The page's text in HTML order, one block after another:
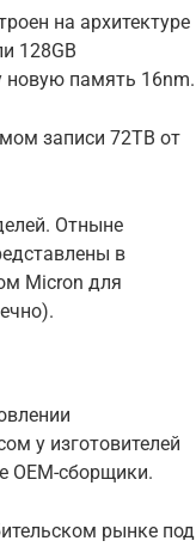
на архитектуре
128GB
новую память 16nm.
записи 72TB от
Отныне
в
Micron для
у изготовителей
ОЕМ-сборщики.
рынке под